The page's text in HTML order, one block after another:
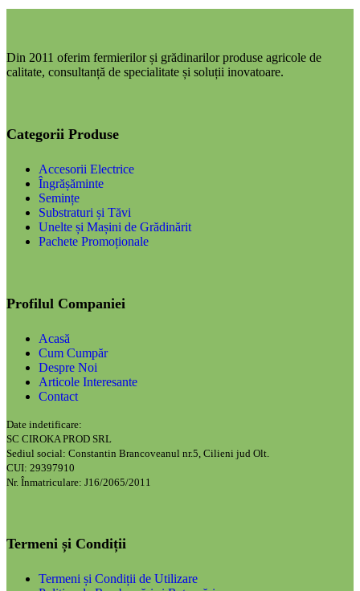
Din 2011 oferim fermierilor și grădinarilor produse agricole de
calitate, consultanță de specialitate și soluții inovatoare.
Categorii Produse
Accesorii Electrice
Îngrășăminte
Semințe
Substraturi și Tăvi
Unelte și Mașini de Grădinărit
Pachete Promoționale
Profilul Companiei
Acasă
Cum Cumpăr
Despre Noi
Articole Interesante
Contact
Date indetificare:
SC CIROKA PROD SRL
Sediul social: Constantin Brancoveanul nr.5, Cilieni jud Olt.
CUI: 29397910
Nr. Înmatriculare: J16/2065/2011
Termeni și Condiții
Termeni și Condiții de Utilizare